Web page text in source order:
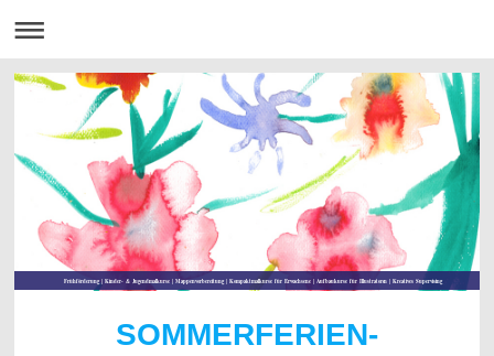
Frühförderung | Kinder- & Jugendmalkurse | Mappenvorbereitung | Kompaktmalkurse für Erwachsene | Aufbaukurse für Illustratoren | Kreatives Supervising
SOMMERFERIEN-